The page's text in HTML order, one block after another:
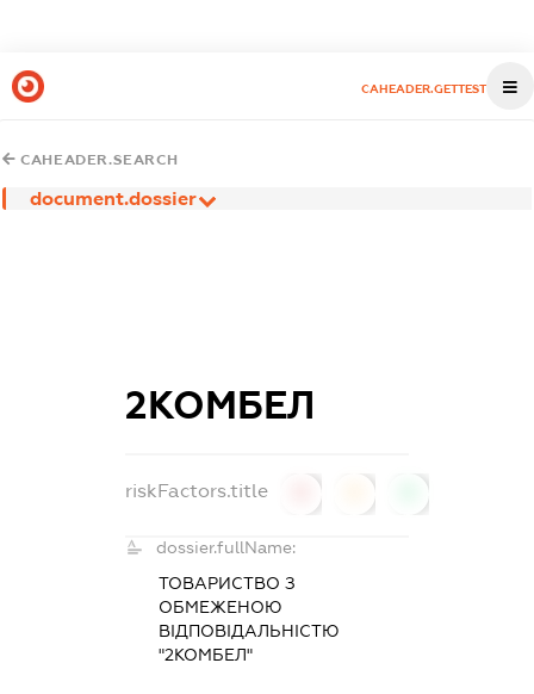
CAHEADER.GETTEST
CAHEADER.SEARCH
document.dossier
2КОМБЕЛ
riskFactors.title
dossier.fullName:
ТОВАРИСТВО З
ОБМЕЖЕНОЮ
ВІДПОВІДАЛЬНІСТЮ
"2КОМБЕЛ"